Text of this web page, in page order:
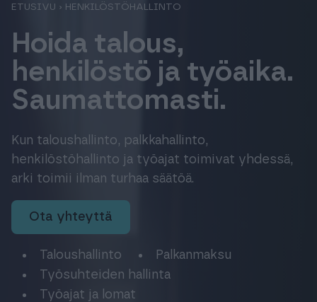
Kampus
Hinnasto
Tuki & Koulutus
Meistä & Ajankohtaista
Tilaa Procountor
Kokeile maksutta
Kirjaudu
ETUSIVU › HENKILÖSTÖHALLINTO
Hoida talous,
henkilöstö ja työaika.
Saumattomasti.
Kun taloushallinto, palkkahallinto,
henkilöstöhallinto ja työajat toimivat yhdessä,
arki toimii ilman turhaa säätöä.
ota yhteyttä
Taloushallinto
Palkanmaksu
Työsuhteiden hallinta
Työajat ja lomat